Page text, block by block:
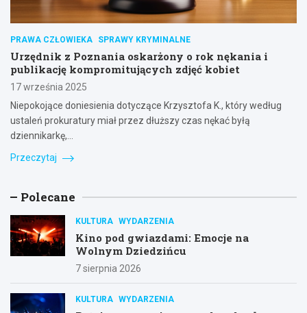
PRAWA CZŁOWIEKA SPRAWY KRYMINALNE
Urzędnik z Poznania oskarżony o rok nękania i
publikację kompromitujących zdjęć kobiet
17 września 2025
Niepokojące doniesienia dotyczące Krzysztofa K., który według
ustaleń prokuratury miał przez dłuższy czas nękać byłą
dziennikarkę,…
Przeczytaj
Polecane
KULTURA WYDARZENIA
Kino pod gwiazdami: Emocje na
Wolnym Dziedzińcu
7 sierpnia 2026
KULTURA WYDARZENIA